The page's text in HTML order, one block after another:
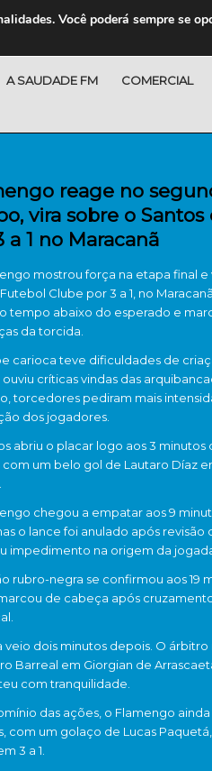
A SAUDADE FM COMERCIAL
reage no
vira sobre o Santos
a 1 no Maracanã
mostrou força na etapa final e
Clube por 3 a 1, no
tempo abaixo do esperado e
da torcida.
carioca teve dificuldades de
ouviu críticas vindas das
torcedores pediram mais
dos jogadores.
abriu o placar logo aos 3 minutos
um belo gol de Lautaro Díaz
chegou a empatar aos 9
o lance foi anulado após revisão
impedimento na origem da
rubro-negra se confirmou aos 19
de cabeça após
veio dois minutos depois. O
Barreal em Giorgian de
com tranquilidade.
das ações, o Flamengo
com um golaço de Lucas Paquetá
3 a 1.
Você poderá sempre se